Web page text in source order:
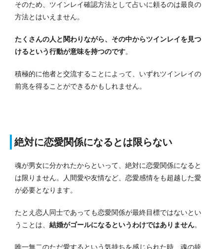
そのため、ツインレイ確認方法として占いに頼るのは最良の
方法とはいえません。
たくさんの人と関わりながら、その中からツインレイを見つ
けるという行動が意味を持つのです。
積極的に他者と交流することによって、いずれツインレイの
前兆を得ることができるかもしれません。
絶対に恋愛関係になるとは限らない
魂が男女に分かれたからといって、絶対に恋愛関係になると
は限りません。人間愛や友情など、恋愛感情をも超越した愛
が必要となります。
たとえ恋人同士であっても恋愛関係が最終目標ではないとい
うことは、 結婚がゴールになるというわけではありません。
唯一無二のただ愛するという気持ちを感じられた時、魂の統